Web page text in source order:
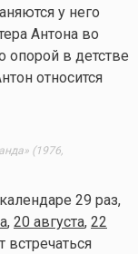
у него
Антона во
опорой в детстве
относится
(1976,
29 раз,
, 20 августа, 22